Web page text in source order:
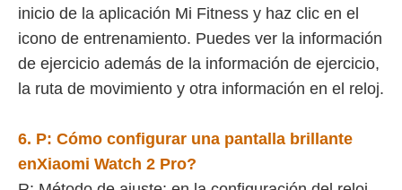
inicio de la aplicación Mi Fitness y haz clic en el
icono de entrenamiento. Puedes ver la información
de ejercicio además de la información de ejercicio,
la ruta de movimiento y otra información en el reloj.
6. P: Cómo configurar una pantalla brillante
enXiaomi Watch 2 Pro?